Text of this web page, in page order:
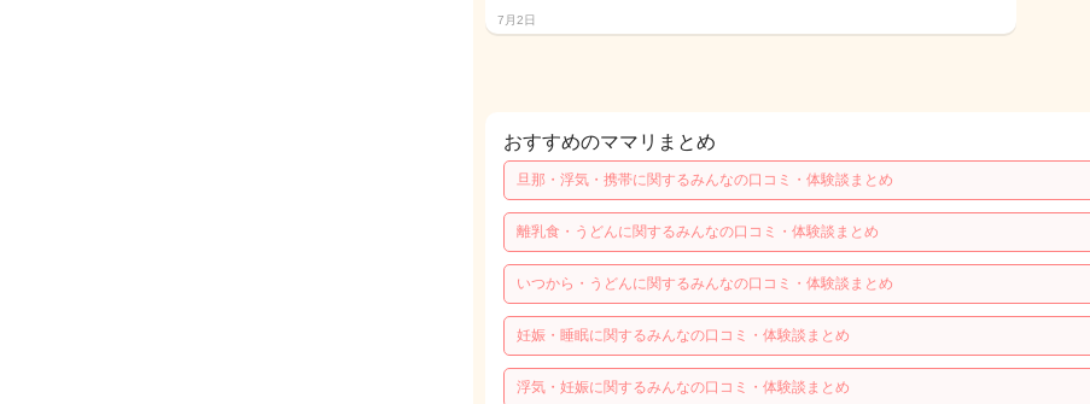
7月2日
おすすめのママリまとめ
旦那・浮気・携帯に関するみんなの口コミ・体験談まとめ
離乳食・うどんに関するみんなの口コミ・体験談まとめ
いつから・うどんに関するみんなの口コミ・体験談まとめ
妊娠・睡眠に関するみんなの口コミ・体験談まとめ
浮気・妊娠に関するみんなの口コミ・体験談まとめ